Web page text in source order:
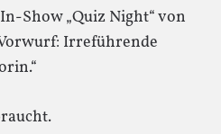
Show „Quiz Night“ von
Irreführende